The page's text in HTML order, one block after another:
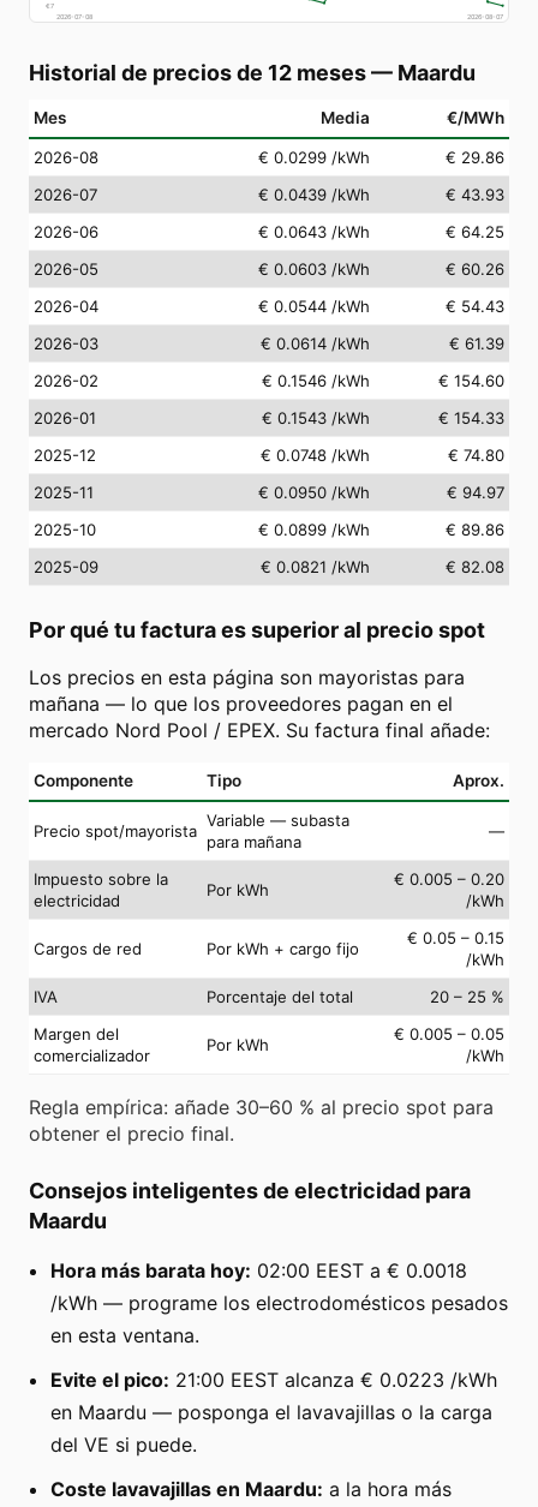
€7
2026-07-08
2026-08-07
Historial de precios de 12 meses— Maardu
Mes Media €/MWh
2026-08 € 0.0299 /kWh
€ 29.86
2026-07
€ 0.0439 /kWh
€ 43.93
2026-06
€ 0.0643 /kWh
€ 64.25
2026-05
€ 0.0603 /kWh
€ 60.26
2026-04
€ 0.0544 /kWh
€ 54.43
2026-03
€ 0.0614 /kWh
€ 61.39
2026-02
€ 0.1546 /kWh
€ 154.60
2026-01
€ 0.1543 /kWh
€ 154.33
2025-12
€ 0.0748 /kWh
€ 74.80
2025-11
€ 0.0950 /kWh
€ 94.97
2025-10
€ 0.0899 /kWh
€ 89.86
2025-09
€ 0.0821 /kWh € 82.08
Por qué tu factura es superior al precio spot
Los precios en esta página son mayoristas para
mañana — lo que los proveedores pagan en el
mercado Nord Pool / EPEX. Su factura final añade:
Componente Tipo Aprox.
Precio spot/mayorista
Variable — subasta
para mañana
—
Impuesto sobre la
electricidad
Por kWh
€ 0.005 – 0.20
/kWh
Cargos de red Por kWh + cargo fijo
€ 0.05 – 0.15
/kWh
IVA
Porcentaje del total
20 – 25 %
Margen del
comercializador
Por kWh
€ 0.005 – 0.05
/kWh
Regla empírica: añade 30–60 % al precio spot para
obtener el precio final.
Consejos inteligentes de electricidad para
Maardu
Hora más barata hoy: 02:00 EEST a € 0.0018
/kWh — programe los electrodomésticos pesados
en esta ventana.
Evite el pico: 21:00 EEST alcanza € 0.0223 /kWh
en Maardu — posponga el lavavajillas o la carga
del VE si puede.
Coste lavavajillas en Maardu: a la hora más